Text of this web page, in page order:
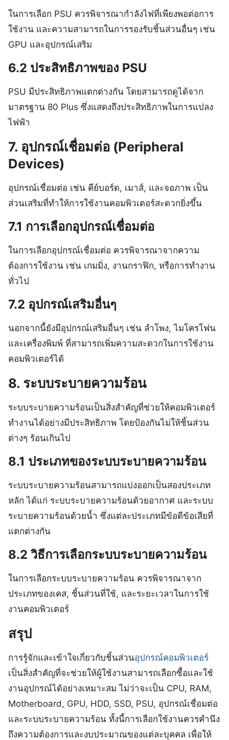
ในการเลือก PSU ควรพิจารณากำลังไฟที่เพียงพอต่อการ
ใช้งาน และความสามารถในการรองรับชิ้นส่วนอื่นๆ เช่น
GPU และอุปกรณ์เสริม
6.2 ประสิทธิภาพของ PSU
PSU มีประสิทธิภาพแตกต่างกัน โดยสามารถดูได้จาก
มาตรฐาน 80 Plus ซึ่งแสดงถึงประสิทธิภาพในการแปลง
ไฟฟ้า
7. อุปกรณ์เชื่อมต่อ (Peripheral
Devices)
อุปกรณ์เชื่อมต่อ เช่น คีย์บอร์ด, เมาส์, และจอภาพ เป็น
ส่วนเสริมที่ทำให้การใช้งานคอมพิวเตอร์สะดวกยิ่งขึ้น
7.1 การเลือกอุปกรณ์เชื่อมต่อ
ในการเลือกอุปกรณ์เชื่อมต่อ ควรพิจารณาจากความ
ต้องการใช้งาน เช่น เกมมิ่ง, งานกราฟิก, หรือการทำงาน
ทั่วไป
7.2 อุปกรณ์เสริมอื่นๆ
นอกจากนี้ยังมีอุปกรณ์เสริมอื่นๆ เช่น ลำโพง, ไมโครโฟน
และเครื่องพิมพ์ ที่สามารถเพิ่มความสะดวกในการใช้งาน
คอมพิวเตอร์ได้
8. ระบบระบายความร้อน
ระบบระบายความร้อนเป็นสิ่งสำคัญที่ช่วยให้คอมพิวเตอร์
ทำงานได้อย่างมีประสิทธิภาพ โดยป้องกันไม่ให้ชิ้นส่วน
ต่างๆ ร้อนเกินไป
8.1 ประเภทของระบบระบายความร้อน
ระบบระบายความร้อนสามารถแบ่งออกเป็นสองประเภท
หลัก ได้แก่ ระบบระบายความร้อนด้วยอากาศ และระบบ
ระบายความร้อนด้วยน้ำ ซึ่งแต่ละประเภทมีข้อดีข้อเสียที่
แตกต่างกัน
8.2 วิธีการเลือกระบบระบายความร้อน
ในการเลือกระบบระบายความร้อน ควรพิจารณาจาก
ประเภทของเคส, ชิ้นส่วนที่ใช้, และระยะเวลาในการใช้
งานคอมพิวเตอร์
สรุป
การรู้จักและเข้าใจเกี่ยวกับชิ้นส่วนอุปกรณ์คอมพิวเตอร์
เป็นสิ่งสำคัญที่จะช่วยให้ผู้ใช้งานสามารถเลือกซื้อและใช้
งานอุปกรณ์ได้อย่างเหมาะสม ไม่ว่าจะเป็น CPU, RAM,
Motherboard, GPU, HDD, SSD, PSU, อุปกรณ์เชื่อมต่อ
และระบบระบายความร้อน ทั้งนี้การเลือกใช้งานควรคำนึง
ถึงความต้องการและงบประมาณของแต่ละบุคคล เพื่อให้